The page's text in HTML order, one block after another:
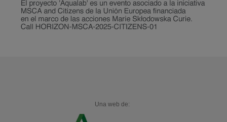
Una web de: